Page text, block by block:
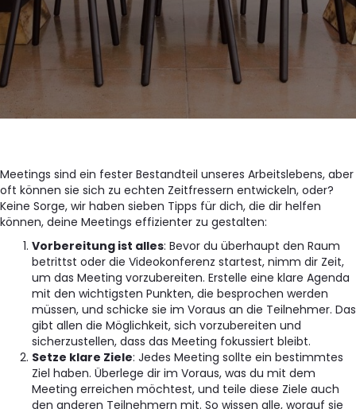
Tipps
Meetings sind ein fester Bestandteil unseres Arbeitslebens, aber
oft können sie sich zu echten Zeitfressern entwickeln, oder?
Keine Sorge, wir haben sieben Tipps für dich, die dir helfen
können, deine Meetings effizienter zu gestalten:
Vorbereitung ist alles: Bevor du überhaupt den Raum
betrittst oder die Videokonferenz startest, nimm dir Zeit,
um das Meeting vorzubereiten. Erstelle eine klare Agenda
mit den wichtigsten Punkten, die besprochen werden
müssen, und schicke sie im Voraus an die Teilnehmer. Das
gibt allen die Möglichkeit, sich vorzubereiten und
sicherzustellen, dass das Meeting fokussiert bleibt.
Setze klare Ziele: Jedes Meeting sollte ein bestimmtes
Ziel haben. Überlege dir im Voraus, was du mit dem
Meeting erreichen möchtest, und teile diese Ziele auch
den anderen Teilnehmern mit. So wissen alle, worauf sie